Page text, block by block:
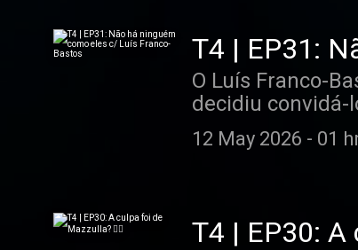
T4 | EP31:
O Luís Franco-
decidiu convidá-
12 May 2026 - 01
T4 | EP30: A